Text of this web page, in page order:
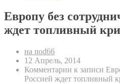
Европу без
ждет топливный
на nod66
12 Апрель, 2014
Комментарии к записи
Россией ждет топливный